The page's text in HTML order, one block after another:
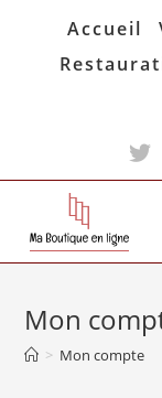
Accueil
Mon
> Mon compte